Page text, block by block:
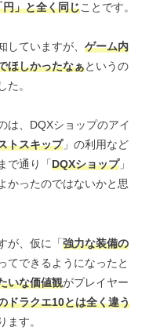
円」と全く同じことです。
していますが、 ゲーム内
ほしかったなぁというの
。
は、DQXショップのアイ
トスキップ」の利用など
で通り「DQXショップ」
かったのではないかと思
が、仮に「強力な装備の
てできるようになったと
いな価値観がプレイヤー
ドラクエ10とは全く違う
ます。